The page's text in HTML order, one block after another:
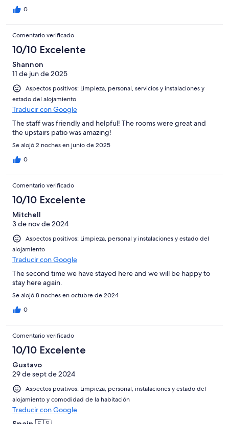
0
Comentario verificado
10/10 Excelente
Shannon
11 de jun de 2025
Aspectos positivos: Limpieza, personal, servicios y instalaciones y
estado del alojamiento
Traducir con Google
The staff was friendly and helpful! The rooms were great and
the upstairs patio was amazing!
Se alojó 2 noches en junio de 2025
0
Comentario verificado
10/10 Excelente
Mitchell
3 de nov de 2024
Aspectos positivos: Limpieza, personal y instalaciones y estado del
alojamiento
Traducir con Google
The second time we have stayed here and we will be happy to
stay here again.
Se alojó 8 noches en octubre de 2024
0
Comentario verificado
10/10 Excelente
Gustavo
29 de sept de 2024
Aspectos positivos: Limpieza, personal, instalaciones y estado del
alojamiento y comodidad de la habitación
Traducir con Google